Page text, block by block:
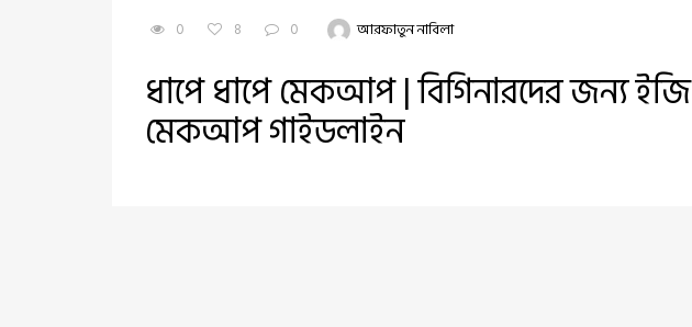
0 8 0 আরফাতুন নাবিলা
ধাপে ধাপে মেকআপ | বিগিনারদের জন্য ইজি
মেকআপ গাইডলাইন